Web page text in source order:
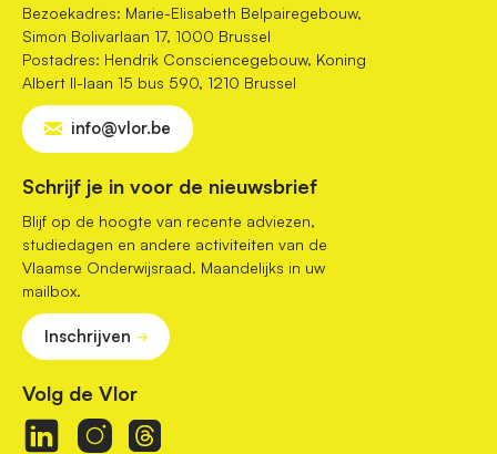
Bezoekadres: Marie-Elisabeth Belpairegebouw,
Simon Bolivarlaan 17, 1000 Brussel
Postadres: Hendrik Consciencegebouw, Koning
Albert II-laan 15 bus 590, 1210 Brussel
info@vlor.be
Schrijf je in voor de nieuwsbrief
Blijf op de hoogte van recente adviezen,
studiedagen en andere activiteiten van de
Vlaamse Onderwijsraad. Maandelijks in uw
mailbox.
Inschrijven
Volg de Vlor